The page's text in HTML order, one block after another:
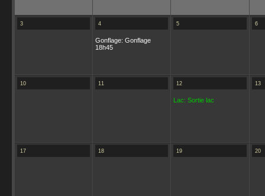
3 4
Gonflage: Gonflage
18h45
5 6
10 11 12
Lac: Sortie lac
13
17 18 19 20